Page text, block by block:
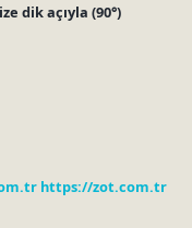
dik açıyla (90°)
https://zot.com.tr